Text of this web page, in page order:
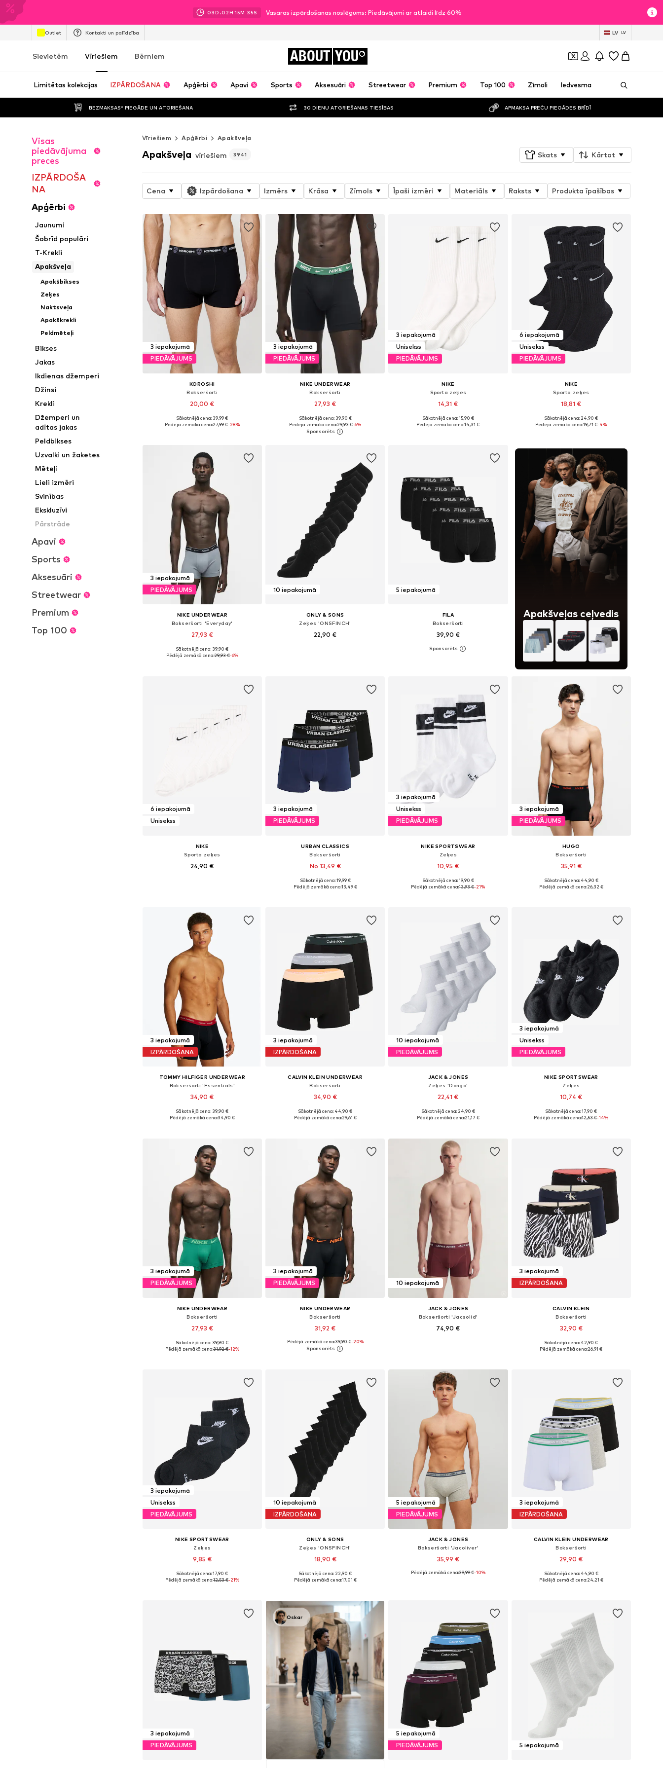
03D.02H 15M 33S Vasaras izpārdošanas noslēgums: Piedāvājumi ar atlaidi līdz 60%
Outlet Kontakti un palīdzība LV LV
Sievietēm Vīriešiem Bērniem ABOUT YOU
Limitētas kolekcijas IZPĀRDOŠANA Apģērbi Apavi Sports Aksesuāri Streetwear Premium Top 100 Zīmoli Iedvesma
BEZMAKSAS* PIEGĀDE UN ATGRIEŠANA 30 DIENU ATGRIEŠANAS TIESĪBAS APMAKSA PREČU PIEGĀDES BRĪDĪ
Visas
piedāvājuma
preces
IZPĀRDOŠA
NA
Apģērbi
Jaunumi
Šobrīd populāri
T-Krekli
Apakšveļa
Apakšbikses
Zeķes
Naktsveļa
Apakškrekli
Peldmēteļi
Bikses
Jakas
Ikdienas džemperi
Džinsi
Krekli
Džemperi un
adītas jakas
Peldbikses
Uzvalki un žaketes
Mēteļi
Lieli izmēri
Svinības
Ekskluzīvi
Pārstrāde
Apavi
Sports
Aksesuāri
Streetwear
Premium
Top 100
Vīriešiem Apģērbi Apakšveļa
Apakšveļa vīriešiem 3941 Skats Kārtot
Cena Izpārdošana Izmērs Krāsa Zīmols Īpaši izmēri Materiāls Raksts Produkta īpašības
3 iepakojumā
PIEDĀVĀJUMS
KOROSHI
Bokseršorti
20,00 €
Pieejamie izmēri: S, M, L, XXL, XXXL
Sākotnējā cena: 39,99 €
Pēdējā zemākā cena:27,99 €-28%
3 iepakojumā
PIEDĀVĀJUMS
NIKE UNDERWEAR
Bokseršorti
27,93 €
+2
Pieejamie izmēri: XS, S, M, L, XL
Pievienot grozam
Sākotnējā cena: 39,90 €
Pēdējā zemākā cena:29,93 €-6%
3 iepakojumā
Unisekss
PIEDĀVĀJUMS
NIKE
Sporta zeķes
14,31 €
Sākotnējā cena: 15,90 €
Pēdējā zemākā cena:14,31 €
6 iepakojumā
Unisekss
PIEDĀVĀJUMS
NIKE
Sporta zeķes
18,81 €
Sākotnējā cena: 24,90 €
Pēdējā zemākā cena:19,71 €-4%
3 iepakojumā
PIEDĀVĀJUMS
NIKE UNDERWEAR
Bokseršorti 'Everyday'
27,93 €
+18
Pieejamie izmēri: XS, S, M, L, XL
Sākotnējā cena: 39,90 €
Pēdējā zemākā cena:29,93 €-6%
10 iepakojumā
ONLY & SONS
Zeķes 'ONSFINCH'
22,90 €
5 iepakojumā
FILA
Bokseršorti
39,90 €
Pieejamie izmēri: S, M, L, XL, XXL
Apakšveļas ceļvedis
6 iepakojumā
Unisekss
NIKE
Sporta zeķes
24,90 €
3 iepakojumā
PIEDĀVĀJUMS
URBAN CLASSICS
Bokseršorti
No 13,49 €
Pieejamie izmēri: S, M, L, XXL, XXXL
Sākotnējā cena: 19,99 €
Pēdējā zemākā cena:13,49 €
3 iepakojumā
Unisekss
PIEDĀVĀJUMS
NIKE SPORTSWEAR
Zeķes
10,95 €
Pieejamie izmēri: 34-38, 38-42, 46-50
Sākotnējā cena: 19,90 €
Pēdējā zemākā cena:13,93 €-21%
3 iepakojumā
PIEDĀVĀJUMS
HUGO
Bokseršorti
35,91 €
Pieejamie izmēri: S, M, L, XL, XXL
Sākotnējā cena: 44,90 €
Pēdējā zemākā cena:26,32 €
3 iepakojumā
IZPĀRDOŠANA
TOMMY HILFIGER UNDERWEAR
Bokseršorti 'Essentials'
34,90 €
Pieejamie izmēri: XS, S, M, L, XXL
Sākotnējā cena: 39,90 €
Pēdējā zemākā cena:34,90 €
3 iepakojumā
IZPĀRDOŠANA
CALVIN KLEIN UNDERWEAR
Bokseršorti
34,90 €
+8
Pieejamie izmēri: S, M, L, XL
Sākotnējā cena: 44,90 €
Pēdējā zemākā cena:29,61 €
10 iepakojumā
PIEDĀVĀJUMS
JACK & JONES
Zeķes 'Dongo'
22,41 €
Pieejamie izmēri: 41-46
Sākotnējā cena: 24,90 €
Pēdējā zemākā cena:21,17 €
3 iepakojumā
Unisekss
PIEDĀVĀJUMS
NIKE SPORTSWEAR
Zeķes
10,74 €
Sākotnējā cena: 17,90 €
Pēdējā zemākā cena:12,53 €-14%
3 iepakojumā
PIEDĀVĀJUMS
NIKE UNDERWEAR
Bokseršorti
27,93 €
+18
Pieejamie izmēri: XS, S, M, L, XL
Sākotnējā cena: 39,90 €
Pēdējā zemākā cena:31,92 €-12%
3 iepakojumā
PIEDĀVĀJUMS
NIKE UNDERWEAR
Bokseršorti
31,92 €
+18
Pieejamie izmēri: XS, S, M, L, XL
Pēdējā zemākā cena:39,90 €-20%
10 iepakojumā
JACK & JONES
Bokseršorti 'Jacsolid'
74,90 €
3 iepakojumā
IZPĀRDOŠANA
CALVIN KLEIN
Bokseršorti
32,90 €
+4
Pieejamie izmēri: S, M, L, XL
Sākotnējā cena: 42,90 €
Pēdējā zemākā cena:26,91 €
3 iepakojumā
Unisekss
PIEDĀVĀJUMS
NIKE SPORTSWEAR
Zeķes
9,85 €
Sākotnējā cena: 17,90 €
Pēdējā zemākā cena:12,53 €-21%
10 iepakojumā
IZPĀRDOŠANA
ONLY & SONS
Zeķes 'ONSFINCH'
18,90 €
Pieejamie izmēri: 39-42, 43-46
Sākotnējā cena: 22,90 €
Pēdējā zemākā cena:17,01 €
5 iepakojumā
PIEDĀVĀJUMS
JACK & JONES
Bokseršorti 'Jacoliver'
35,99 €
Pieejamie izmēri: S, M, L, XL, XXL
Pēdējā zemākā cena:39,99 €-10%
3 iepakojumā
IZPĀRDOŠANA
CALVIN KLEIN UNDERWEAR
Bokseršorti
29,90 €
Pieejamie izmēri: S, M, L, XL
Sākotnējā cena: 44,90 €
Pēdējā zemākā cena:24,21 €
3 iepakojumā
PIEDĀVĀJUMS
Oskar
5 iepakojumā
PIEDĀVĀJUMS
5 iepakojumā